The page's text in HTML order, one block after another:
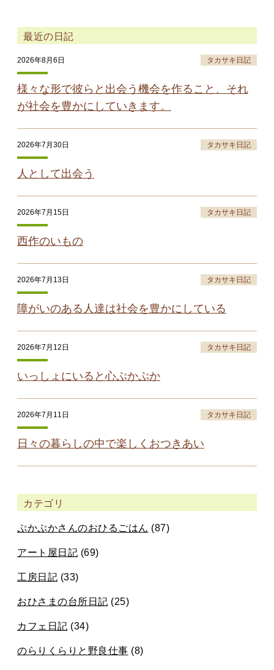
最近の日記
2026年8月6日 タカサキ日記
様々な形で彼らと出会う機会を作ること、それ
が社会を豊かにしていきます。
2026年7月30日 タカサキ日記
人として出会う
2026年7月15日 タカサキ日記
西作のいもの
2026年7月13日 タカサキ日記
障がいのある人達は社会を豊かにしている
2026年7月12日 タカサキ日記
いっしょにいると心ぷかぷか
2026年7月11日 タカサキ日記
日々の暮らしの中で楽しくおつきあい
カテゴリ
ぷかぷかさんのおひるごはん (87)
アート屋日記 (69)
工房日記 (33)
おひさまの台所日記 (25)
カフェ日記 (34)
のらりくらりと野良仕事 (8)